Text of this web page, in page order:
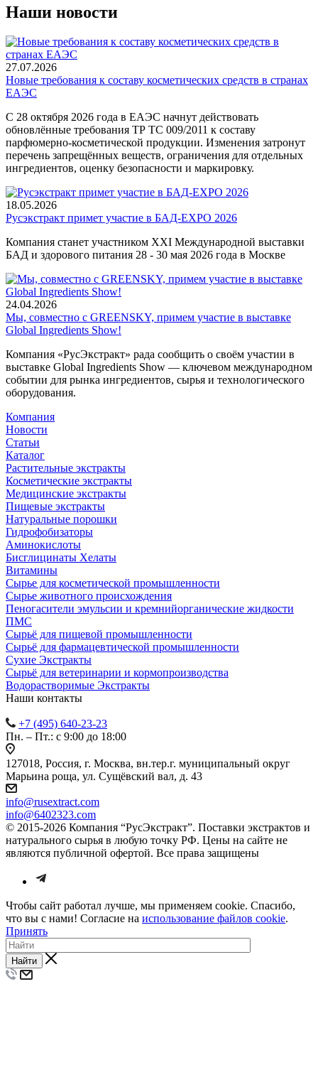
Наши новости
27.07.2026
Новые требования к составу косметических средств в странах
ЕАЭС
С 28 октября 2026 года в ЕАЭС начнут действовать
обновлённые требования ТР ТС 009/2011 к составу
парфюмерно-косметической продукции. Изменения затронут
перечень запрещённых веществ, ограничения для отдельных
ингредиентов, оценку безопасности и маркировку.
18.05.2026
Русэкстракт примет участие в БАД-EXPO 2026
Компания станет участником XXI Международной выставки
БАД и здорового питания 28 - 30 мая 2026 года в Москве
24.04.2026
Мы, совместно с GREENSKY, примем участие в выставке
Global Ingredients Show!
Компания «РусЭкстракт» рада сообщить о своём участии в
выставке Global Ingredients Show — ключевом международном
событии для рынка ингредиентов, сырья и технологического
оборудования.
Компания
Новости
Статьи
Каталог
Растительные экстракты
Косметические экстракты
Медицинские экстракты
Пищевые экстракты
Натуральные порошки
Гидрофобизаторы
Аминокислоты
Бисглицинаты Хелаты
Витамины
Сырье для косметической промышленности
Сырье животного происхождения
Пеногасители эмульсии и кремнийорганические жидкости
ПМС
Сырьё для пищевой промышленности
Сырьё для фармацевтической промышленности
Сухие Экстракты
Сырьё для ветеринарии и кормопроизводства
Водорастворимые Экстракты
Наши контакты
+7 (495) 640-23-23
Пн. – Пт.: с 9:00 до 18:00
127018, Россия, г. Москва, вн.тер.г. муниципальный округ
Марьина роща, ул. Сущёвский вал, д. 43
info@rusextract.com
info@6402323.com
© 2015-2026 Компания “РусЭкстракт”. Поставки экстрактов и
натурального сырья в любую точку РФ. Цены на сайте не
являются публичной офертой. Все права защищены
Чтобы сайт работал лучше, мы применяем cookie. Спасибо,
что вы с нами! Согласие на использование файлов cookie.
Принять
Найти